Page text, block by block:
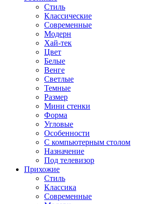
Стиль
Классические
Современные
Модерн
Хай-тек
Цвет
Белые
Венге
Светлые
Темные
Размер
Мини стенки
Форма
Угловые
Особенности
С компьютерным столом
Назначение
Под телевизор
Прихожие
Стиль
Классика
Современные